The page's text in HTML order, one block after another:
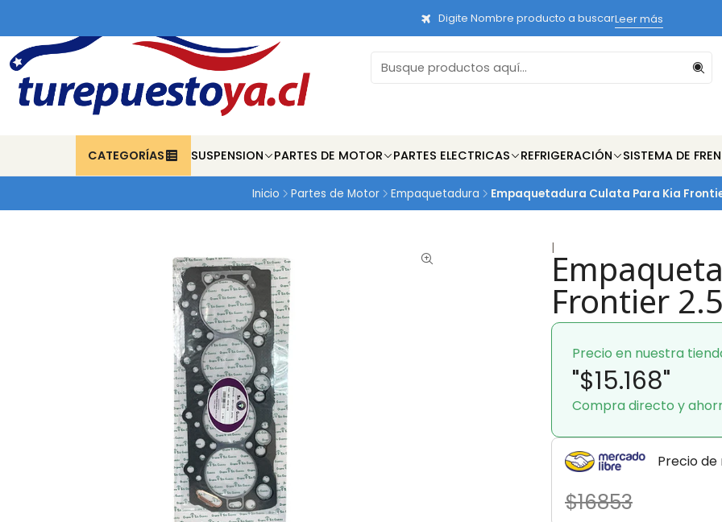
CATEGORÍAS SUSPENSION PARTES DE MOTOR PARTES ELECTRICAS REFRIGERACIÓN SISTEMA DE
Digite Nombre producto a buscarLeer más
Inicio Partes de Motor Empaquetadura Empaquetadura Culata Para Kia
|
Frontier
Precio en nuestra
"$15.168"
Compra directo y
Precio
$16853